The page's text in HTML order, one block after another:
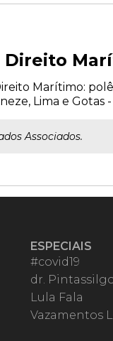
Marítimo:
Lima e Gotas -
Associados.
ESPECIAIS
#covid19
dr.
Lula Fala
Vazamentos